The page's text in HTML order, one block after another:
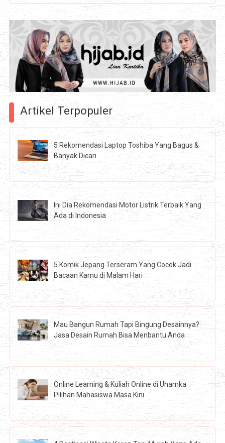
Artikel Terpopuler
5 Rekomendasi Laptop Toshiba Yang Bagus &
Banyak Dicari
Ini Dia Rekomendasi Motor Listrik Terbaik Yang
Ada di Indonesia
5 Komik Jepang Terseram Yang Cocok Jadi
Bacaan Kamu di Malam Hari
Mau Bangun Rumah Tapi Bingung Desainnya?
Jasa Desain Rumah Bisa Menbantu Anda
Online Learning & Kuliah Online di Uhamka
Pilihan Mahasiswa Masa Kini